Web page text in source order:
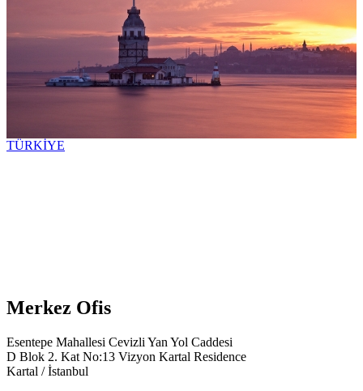
TÜRKİYE
Merkez Ofis
Esentepe Mahallesi Cevizli Yan Yol Caddesi
D Blok 2. Kat No:13 Vizyon Kartal Residence
Kartal / İstanbul